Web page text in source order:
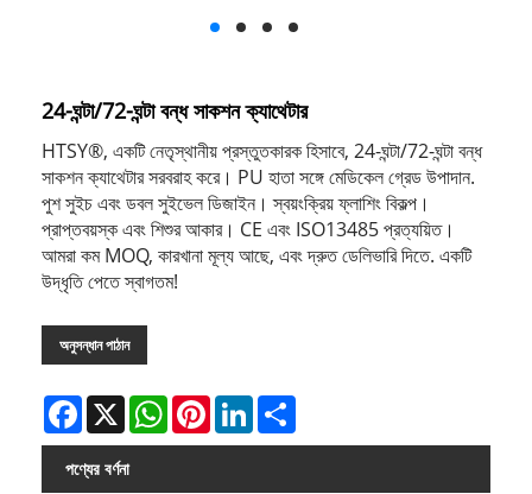
24-ঘন্টা/72-ঘন্টা বন্ধ সাকশন ক্যাথেটার
HTSY®, একটি নেতৃস্থানীয় প্রস্তুতকারক হিসাবে, 24-ঘন্টা/72-ঘন্টা বন্ধ
সাকশন ক্যাথেটার সরবরাহ করে। PU হাতা সঙ্গে মেডিকেল গ্রেড উপাদান.
পুশ সুইচ এবং ডবল সুইভেল ডিজাইন। স্বয়ংক্রিয় ফ্লাশিং বিকল্প।
প্রাপ্তবয়স্ক এবং শিশুর আকার। CE এবং ISO13485 প্রত্যয়িত।
আমরা কম MOQ, কারখানা মূল্য আছে, এবং দ্রুত ডেলিভারি দিতে. একটি
উদ্ধৃতি পেতে স্বাগতম!
অনুসন্ধান পাঠান
Facebook
X WhatsAppPinterestLinkedIn
পণ্যের বর্ণনা